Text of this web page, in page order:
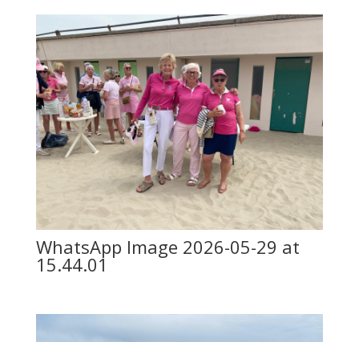
WhatsApp Image 2026-05-29 at
15.44.01